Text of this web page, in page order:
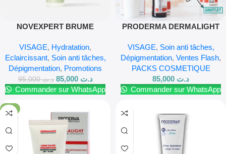
NOVEXPERT BRUME
VISAGE, Hydratation,
Eclaircissant, Soin anti tâches,
Dépigmentation, Promotions
د.ت95,000 د.ت 85,000
Commander sur WhatsApp
PRODERMA DERMALIGHT
VISAGE, Soin anti tâches,
Dépigmentation, Ventes Flash,
PACKS COSMETIQUE
د.ت
Commander sur WhatsApp
-4%